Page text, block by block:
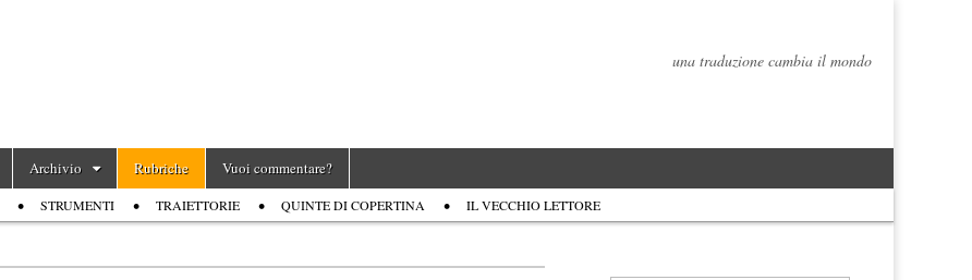
una traduzione cambia il mondo
Archivio Rubriche Vuoi commentare?
STRUMENTI TRAIETTORIE QUINTE DI COPERTINA IL VECCHIO LETTORE